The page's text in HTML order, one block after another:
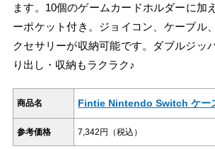
ます。10個のゲームカードホルダーに加
ーポケット付き。ジョイコン、ケーブル
クセサリーが収納可能です。ダブルジッ
り出し・収納もラクラク♪
商品名 Fintie Nintendo Switch ケー
参考価格 7,342円（税込）